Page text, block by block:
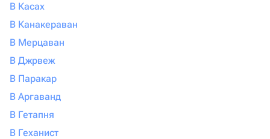
В Касах
В Канакераван
В Мерцаван
В Джрвеж
В Паракар
В Аргаванд
В Гетапня
В Геханист